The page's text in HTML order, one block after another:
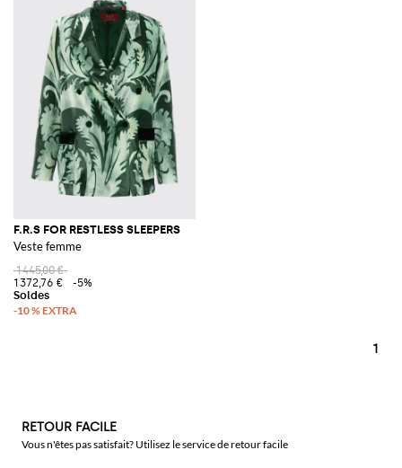
F.R.S FOR RESTLESS SLEEPERS
Veste femme
1 445,00 €
1 372,76 €
-5%
1
RETOUR FACILE
Vous n'êtes pas satisfait? Utilisez le service de retour facile